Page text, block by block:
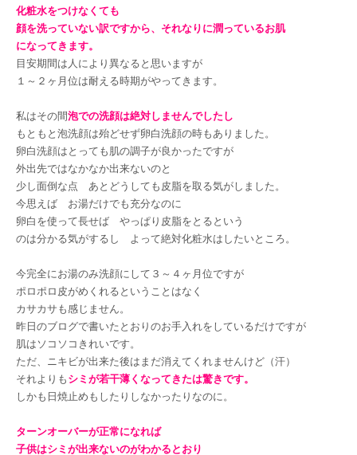
化粧水をつけなくても
顔を洗っていない訳ですから、それなりに潤っているお肌
になってきます。
目安期間は人により異なると思いますが
１～２ヶ月位は耐える時期がやってきます。
私はその間泡での洗顔は絶対しませんでしたし
もともと泡洗顔は殆どせず卵白洗顔の時もありました。
卵白洗顔はとっても肌の調子が良かったですが
外出先ではなかなか出来ないのと
少し面倒な点 あとどうしても皮脂を取る気がしました。
今思えば お湯だけでも充分なのに
卵白を使って長せば やっぱり皮脂をとるという
のは分かる気がするし よって絶対化粧水はしたいところ。
今完全にお湯のみ洗顔にして３～４ヶ月位ですが
ポロポロ皮がめくれるということはなく
カサカサも感じません。
昨日のブログで書いたとおりのお手入れをしているだけですが
肌はソコソコきれいです。
ただ、ニキビが出来た後はまだ消えてくれませんけど（汗）
それよりも シミが若干薄くなってきたは驚きです。
しかも日焼止めもしたりしなかったりなのに。
ターンオーバーが正常になれば
子供はシミが出来ないのがわかるとおり